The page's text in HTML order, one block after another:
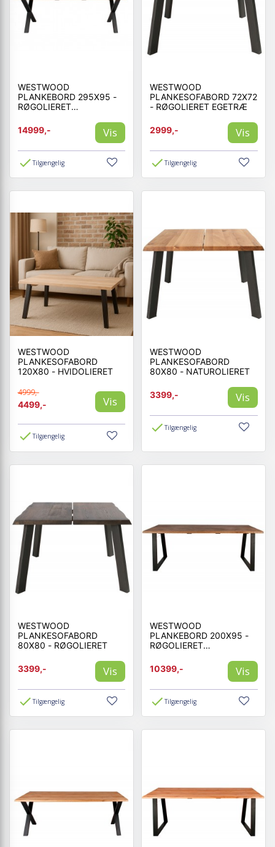
WESTWOOD
PLANKEBORD 295X95 -
RØGOLIERET
14999,-
Vis
Tilgængelig
WESTWOOD
PLANKESOFABORD 72X72
- RØGOLIERET EGETRÆ
2999,- Vis
Tilgængelig
WESTWOOD
PLANKESOFABORD
120X80 - HVIDOLIERET
4999,-
4499,-
Vis
Tilgængelig
WESTWOOD
PLANKESOFABORD
80X80 - NATUROLIERET
3399,- Vis
Tilgængelig
WESTWOOD
PLANKESOFABORD
80X80 - RØGOLIERET
3399,- Vis
Tilgængelig
WESTWOOD
PLANKEBORD 200X95 -
RØGOLIERET
10399,-
Vis
Tilgængelig